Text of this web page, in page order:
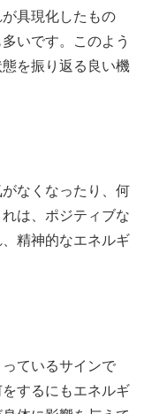
具現化したもの
いです。このよう
を振り返る良い機
なくなったり、何
は、ポジティブな
精神的なエネルギ
ているサインで
するにもエネルギ